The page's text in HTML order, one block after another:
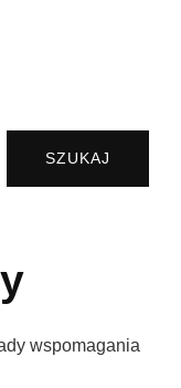
SZUKAJ
wspomagania